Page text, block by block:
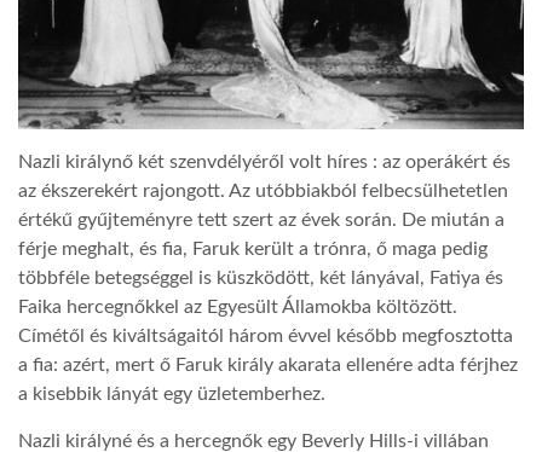
Nazli királynő két szenvdélyéről volt híres : az operákért és
az ékszerekért rajongott. Az utóbbiakból felbecsülhetetlen
értékű gyűjteményre tett szert az évek során. De miután a
férje meghalt, és fia, Faruk került a trónra, ő maga pedig
többféle betegséggel is küszködött, két lányával, Fatiya és
Faika hercegnőkkel az Egyesült Államokba költözött.
Címétől és kiváltságaitól három évvel később megfosztotta
a fia: azért, mert ő Faruk király akarata ellenére adta férjhez
a kisebbik lányát egy üzletemberhez.
Nazli királyné és a hercegnők egy Beverly Hills-i villában